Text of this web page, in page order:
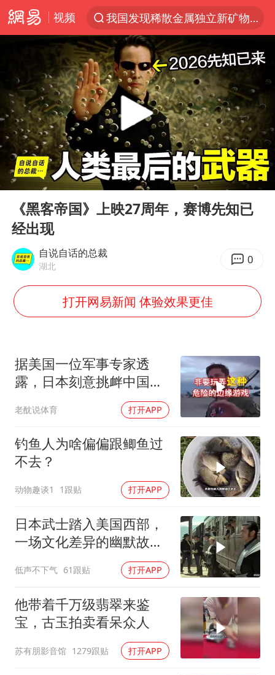
视频
我国发现稀散金属独立新矿物——乌斯河锗矿
部分银行上调存款利率
小沈阳加盟《披荆斩棘》
新疆生产建设兵团生态环境局原局长被查
朱一龙的鼻子怎么了
三预警齐发 11个省份有大到暴雨
国乒连续两站无缘冠军
上海鼓励居家办公
4.2平卫生间补漏注胶花1.55万
周星驰妈妈现身香港首映礼
56岁刘奕君跟13岁女儿合跳
大疆错失宇树
“还不如不放假”
从科技创新看开局起步的时与势
Play
00:00 27:36
《黑客帝国》上映27周年，赛博先知已
经出现
自说自话的总裁
湖北 0
打开网易新闻 体验效果更佳
据美国一位军事专家透
露，日本刻意挑衅中国，
是为了实现别的目标
老酖说体育 打开APP
钓鱼人为啥偏偏跟鲫鱼过
不去？
动物趣谈1 1跟贴 打开APP
日本武士踏入美国西部，
一场文化差异的幽默故事
低声不下气 61跟贴 打开APP
他带着千万级翡翠来鉴
宝，古玉拍卖看呆众人
苏有朋影音馆 1279跟贴 打开APP